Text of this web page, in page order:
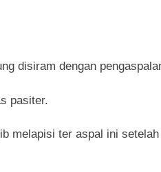
disiram dengan
pasiter.
melapisi ter aspal ini